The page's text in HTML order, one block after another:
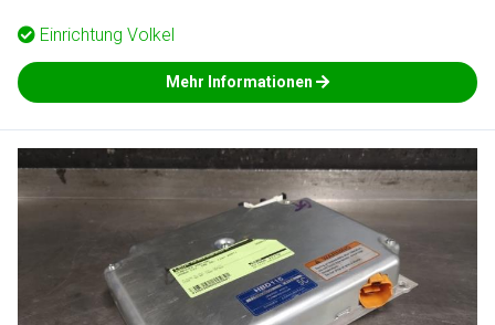
Einrichtung Volkel
Mehr Informationen